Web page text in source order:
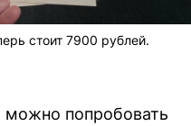
стоит 7900 рублей.
можно попробовать